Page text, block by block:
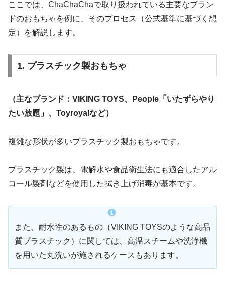
ここでは、ChaChaChaで取り扱われている主要なブラン
ドのおもちゃを例に、そのプロセス（公式基準に基づく想
定）を解説します。
1. プラスチック製おもちゃ
（主なブランド：VIKING TOYS、People「いたずらやり
たい放題」、Toyroyalなど）
複雑な形状が多いプラスチック製おもちゃです。
プラスチック製は、電解水や食品衛生法にも適合したアル
コール製剤などを使用した拭き上げ消毒が基本です。
また、耐水性のあるもの（VIKING TOYSのような高品
質プラスチック）に関しては、高温スチームや洗浄機
を用いた丸洗いが施されるケースもあります。